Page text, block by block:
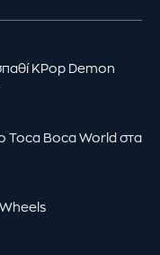
KPop Demon
Toca Boca World στα